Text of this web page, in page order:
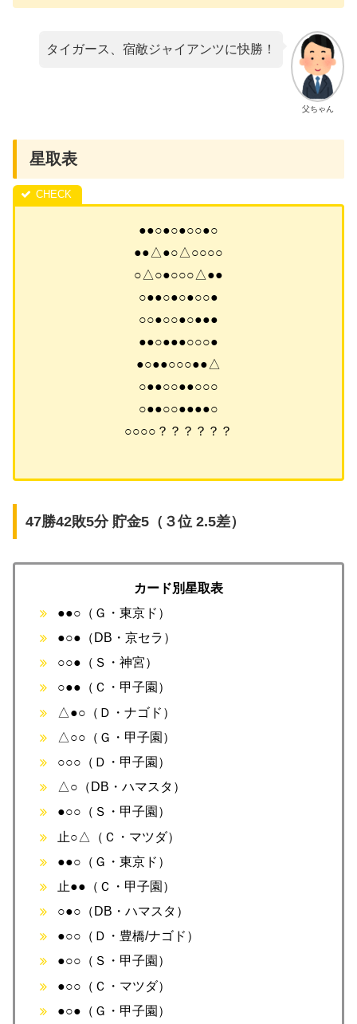
父ちゃん
タイガース、宿敵ジャイアンツに快勝！
星取表
●●○●○●○○●○
●●△●○△○○○○
○△○●○○○△●●
○●●○●○●○○●
○○●○○●○●●●
●●○●●●○○○●
●○●●○○○●●△
○●●○○●●○○○
○●●○○●●●●○
○○○○？？？？？？
47勝42敗5分 貯金5（３位 2.5差）
カード別星取表
●●○（Ｇ・東京ド）
●○●（DB・京セラ）
○○●（Ｓ・神宮）
○●●（Ｃ・甲子園）
△●○（Ｄ・ナゴド）
△○○（Ｇ・甲子園）
○○○（Ｄ・甲子園）
△○（DB・ハマスタ）
●○○（Ｓ・甲子園）
止○△（Ｃ・マツダ）
●●○（Ｇ・東京ド）
止●●（Ｃ・甲子園）
○●○（DB・ハマスタ）
●○○（Ｄ・豊橋/ナゴド）
●○○（Ｓ・甲子園）
●○○（Ｃ・マツダ）
●○●（Ｇ・甲子園）